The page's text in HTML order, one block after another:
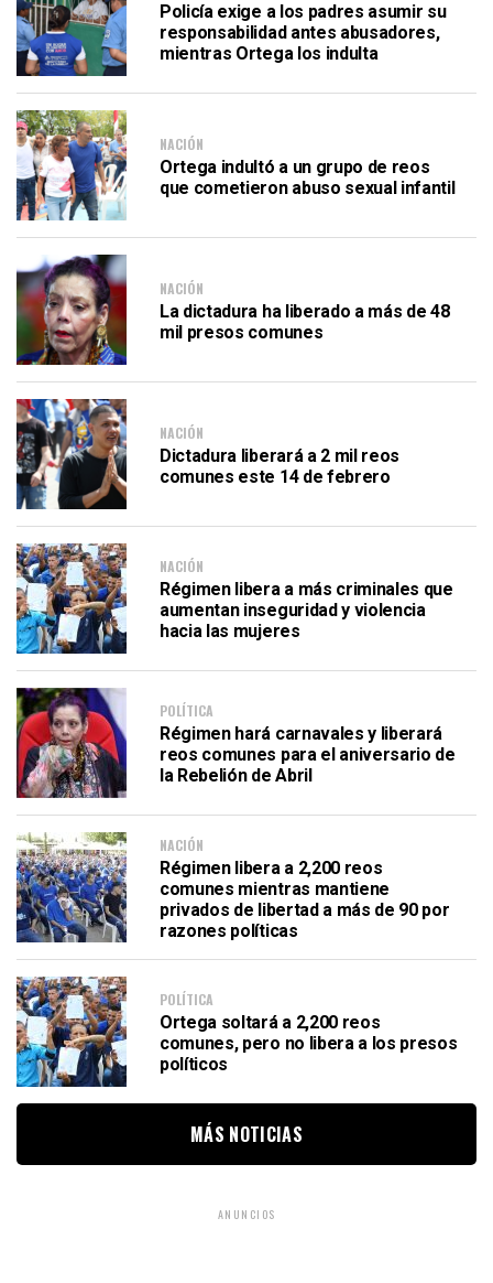
Policía exige a los padres asumir su
responsabilidad antes abusadores,
mientras Ortega los indulta
NACIÓN
Ortega indultó a un grupo de reos
que cometieron abuso sexual infantil
NACIÓN
La dictadura ha liberado a más de 48
mil presos comunes
NACIÓN
Dictadura liberará a 2 mil reos
comunes este 14 de febrero
NACIÓN
Régimen libera a más criminales que
aumentan inseguridad y violencia
hacia las mujeres
POLÍTICA
Régimen hará carnavales y liberará
reos comunes para el aniversario de
la Rebelión de Abril
NACIÓN
Régimen libera a 2,200 reos
comunes mientras mantiene
privados de libertad a más de 90 por
razones políticas
POLÍTICA
Ortega soltará a 2,200 reos
comunes, pero no libera a los presos
políticos
MÁS NOTICIAS
ANUNCIOS